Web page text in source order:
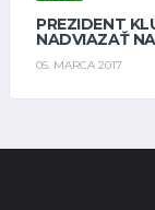
PREZIDENT
NADVIAZAŤ
05. MARCA 2017